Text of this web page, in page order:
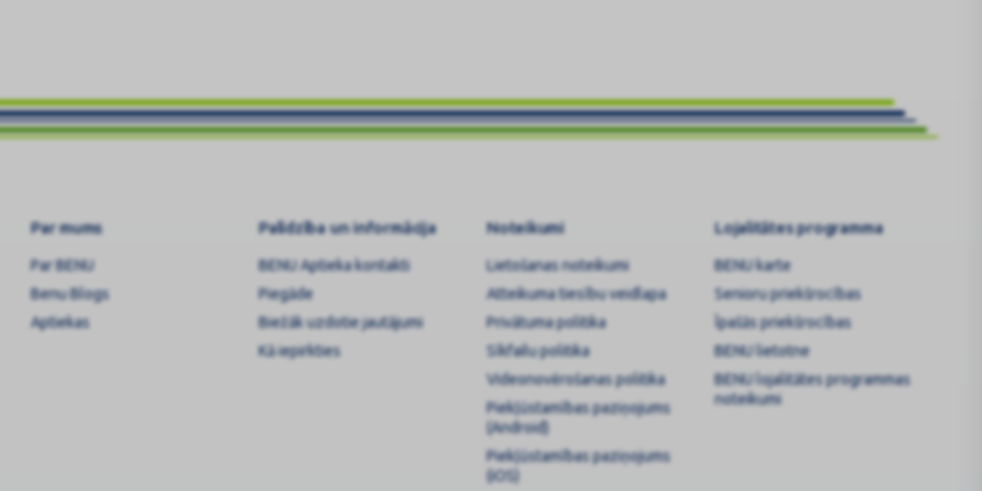
Par mums
Par BENU
Benu Blogs
Aptiekas
Palīdzība un informācija
BENU Aptieka kontakti
Piegāde
Biežāk uzdotie jautājumi
Kā iepirkties
Noteikumi
Lietošanas noteikumi
Atteikuma tiesību veidlapa
Privātuma politika
Sīkfailu politika
Videonovērošanas politika
Piekļūstamības paziņojums
(Android)
Piekļūstamības paziņojums
(iOS)
Lojalitātes programma
BENU karte
Senioru priekšrocības
Īpašās priekšrocības
BENU lietotne
BENU lojalitātes programmas
noteikumi